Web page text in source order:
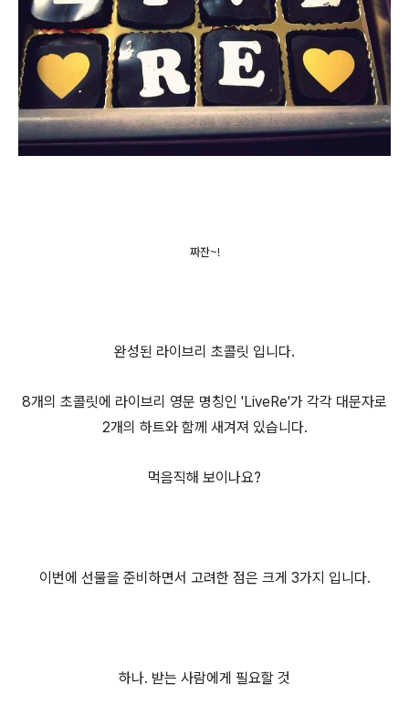
짜잔~!
완성된 라이브리 초콜릿 입니다.
8개의 초콜릿에 라이브리 영문 명칭인 'LiveRe'가 각각 대문자로
2개의 하트와 함께 새겨져 있습니다.
먹음직해 보이나요?
이번에 선물을 준비하면서 고려한 점은 크게 3가지 입니다.
하나. 받는 사람에게 필요할 것